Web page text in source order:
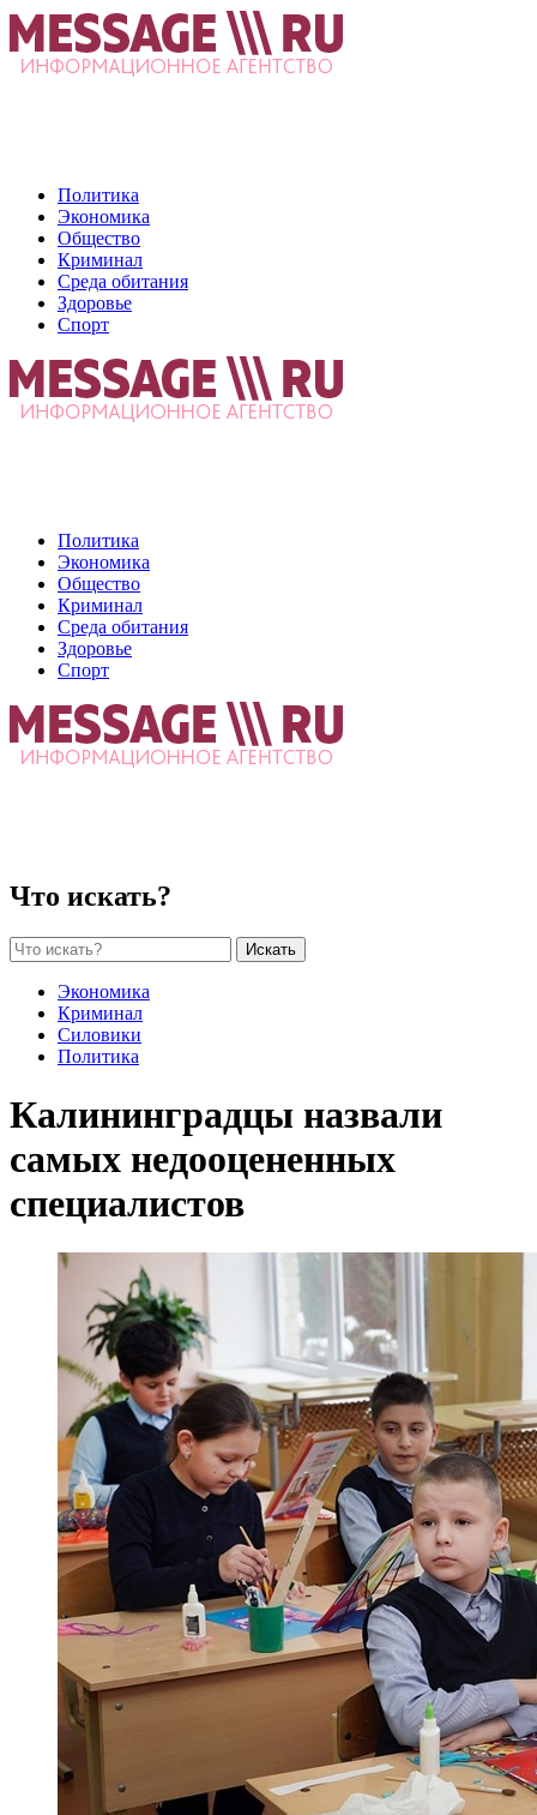
Политика
Экономика
Общество
Криминал
Среда обитания
Здоровье
Спорт
Политика
Экономика
Общество
Криминал
Среда обитания
Здоровье
Спорт
Что искать?
Искать
Экономика
Криминал
Силовики
Политика
Калининградцы назвали
самых недооцененных
специалистов